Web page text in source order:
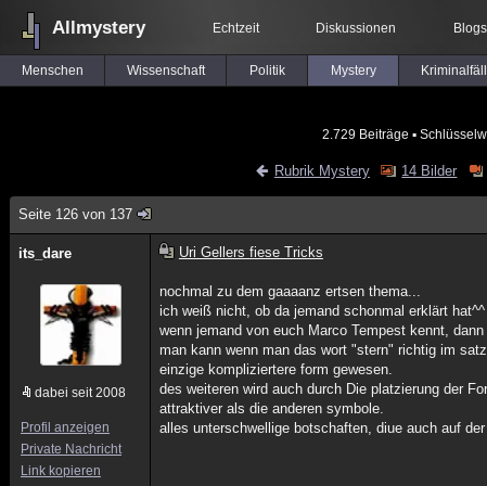
Allmystery Echtzeit Diskussionen Blogs
Menschen Wissenschaft Politik Mystery
2.729 Beiträge ▪
Rubrik Mystery 14 Bilder
Seite 126 von 137
its_dare
dabei seit 2008
Profil anzeigen
Private Nachricht
Link kopieren
Uri Gellers fiese Tricks
nochmal zu dem gaaaanz ertsen thema...
ich weiß nicht, ob da jemand schonmal erklärt
wenn jemand von euch Marco Tempest kennt,
man kann wenn man das wort "stern" richtig im
einzige kompliziertere form gewesen.
des weiteren wird auch durch Die platzierung der
attraktiver als die anderen symbole.
alles unterschwellige botschaften, diue auch auf